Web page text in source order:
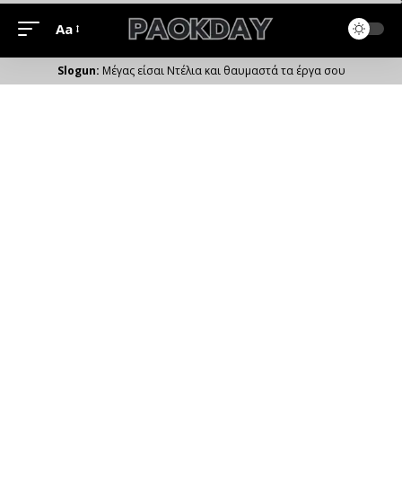
Μέγεθος
Γραμματοσειράς
Aa
Μέγας είσαι Ντέλια και θαυμαστά τα έργα σου